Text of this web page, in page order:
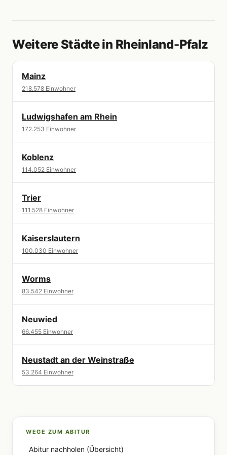
Weitere Städte in Rheinland-Pfalz
Mainz
218.578 Einwohner
Ludwigshafen am Rhein
172.253 Einwohner
Koblenz
114.052 Einwohner
Trier
111.528 Einwohner
Kaiserslautern
100.030 Einwohner
Worms
83.542 Einwohner
Neuwied
66.455 Einwohner
Neustadt an der Weinstraße
53.264 Einwohner
WEGE ZUM ABITUR
Abitur nachholen (Übersicht)